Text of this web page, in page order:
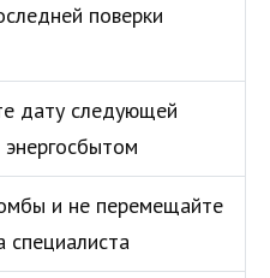
поверки
дату следующей
и не перемещайте
специалиста